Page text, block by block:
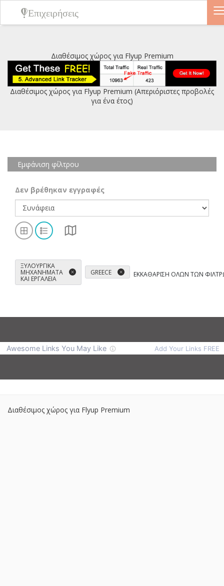
Διαθέσιμος χώρος για Flyup Premium
Διαθέσιμος χώρος για Flyup Premium (Απεριόριστες προβολές
για ένα έτος)
Εμφάνιση φίλτρου
Δεν βρέθηκαν εγγραφές
ΞΥΛΟΥΡΓΙΚΆ
ΜΗΧΑΝΉΜΑΤΑ
ΚΑΙ ΕΡΓΑΛΕΊΑ
GREECE ΕΚΚΑΘΆΡΙΣΗ ΌΛΩΝ ΤΩΝ
Διαθέσιμος χώρος για Flyup Premium
Επιχειρήσεις